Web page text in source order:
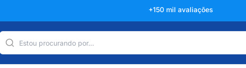
+150 mil avaliações